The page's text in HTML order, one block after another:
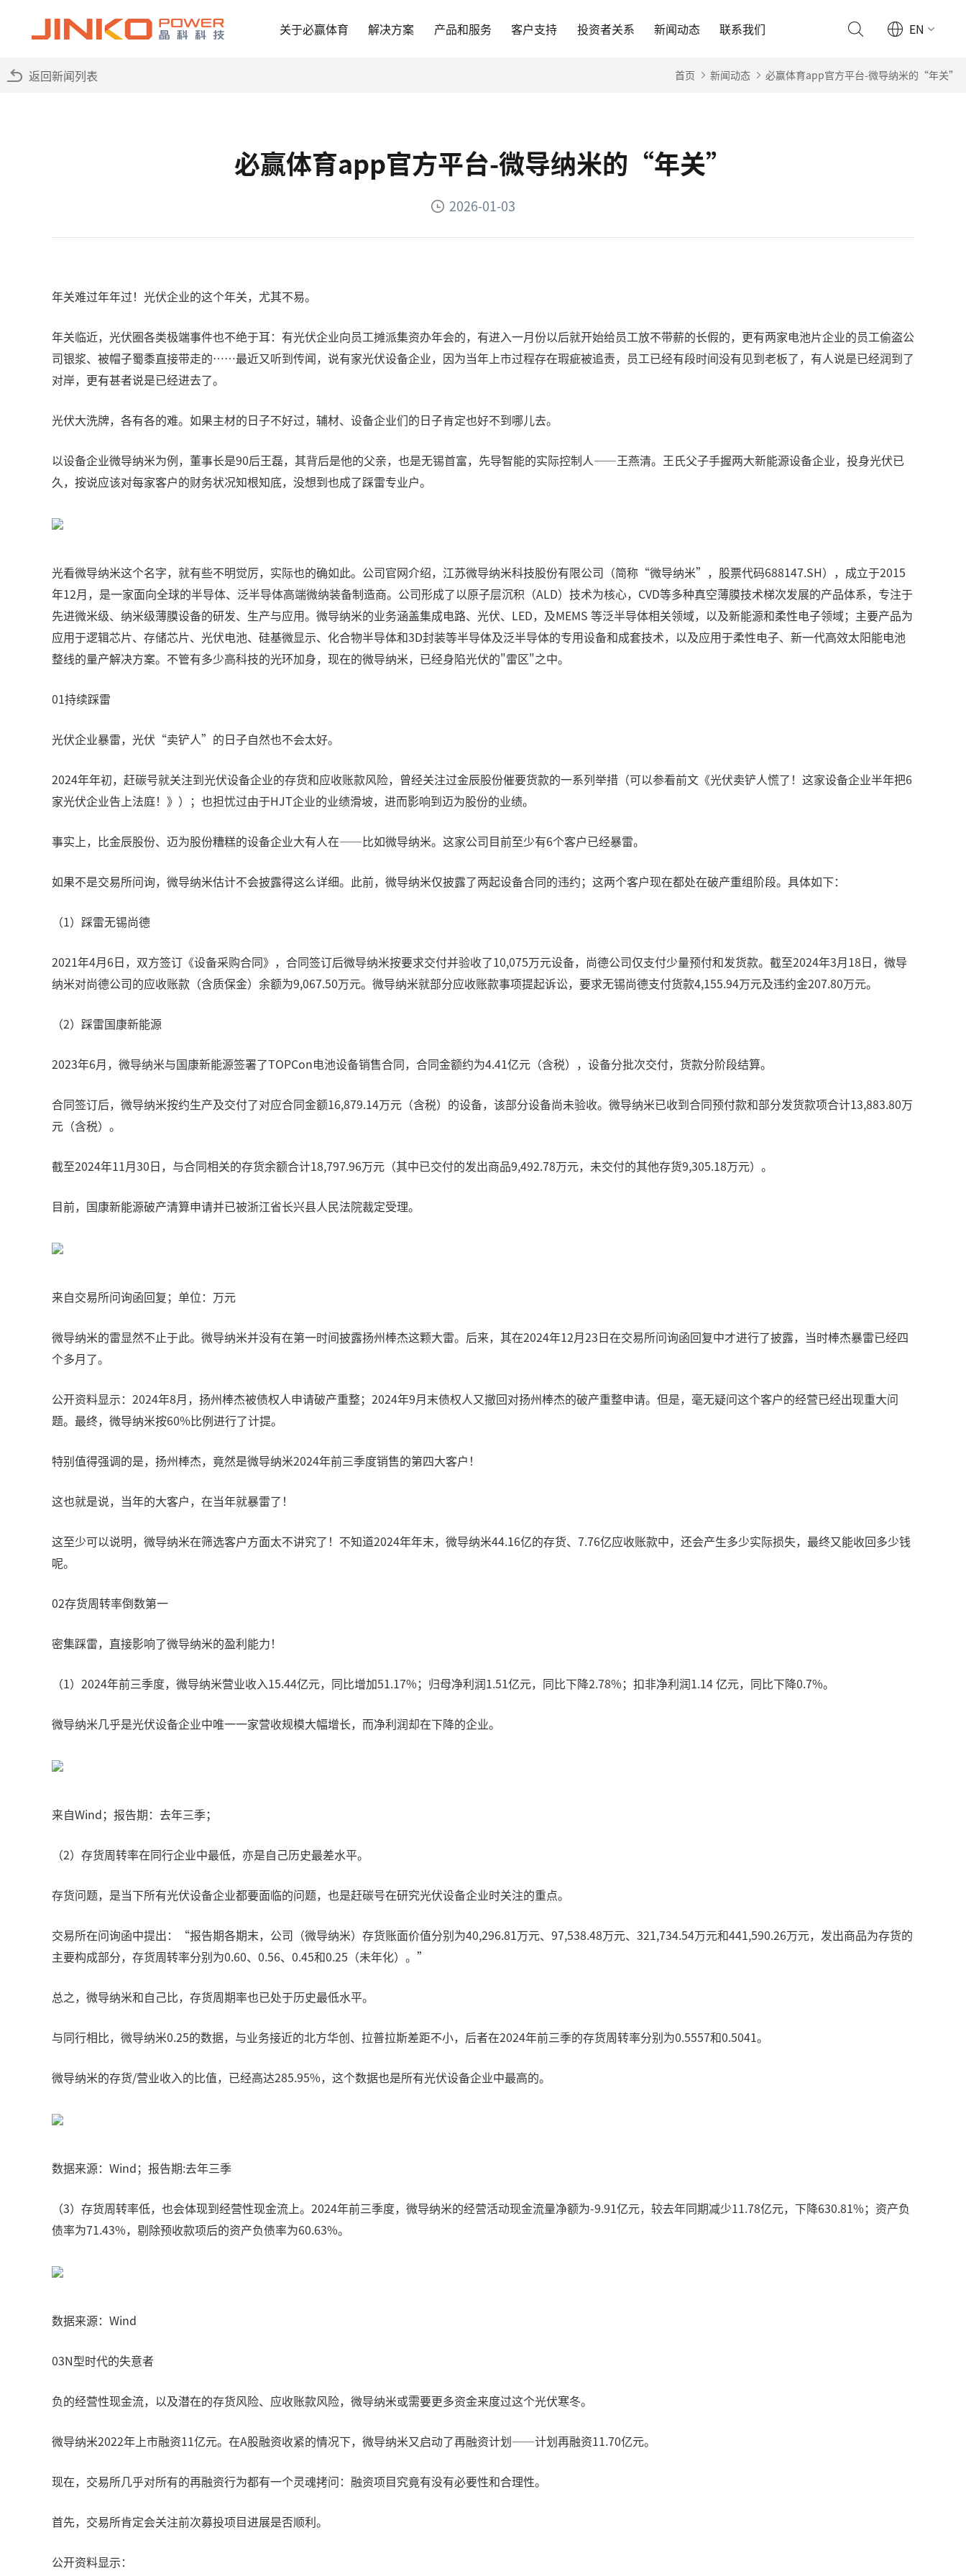
关于必赢体育 解决方案 产品和服务 客户支持 投资者关系 新闻动态 联系我们 EN
返回新闻列表 首页 新闻动态 必赢体育app官方平台-微导纳米的“年关”
必赢体育app官方平台-微导纳米的“年关”
2026-01-03
年关难过年年过！光伏企业的这个年关，尤其不易。
年关临近，光伏圈各类极端事件也不绝于耳：有光伏企业向员工摊派集资办年会的，有进入一月份以后就开始给员工放不带薪的长假的，更有两家电池片企业的员工偷盗公
司银浆、被帽子蜀黍直接带走的……最近又听到传闻，说有家光伏设备企业，因为当年上市过程存在瑕疵被追责，员工已经有段时间没有见到老板了，有人说是已经润到了
对岸，更有甚者说是已经进去了。
光伏大洗牌，各有各的难。如果主材的日子不好过，辅材、设备企业们的日子肯定也好不到哪儿去。
以设备企业微导纳米为例，董事长是90后王磊，其背后是他的父亲，也是无锡首富，先导智能的实际控制人——王燕清。王氏父子手握两大新能源设备企业，投身光伏已
久，按说应该对每家客户的财务状况知根知底，没想到也成了踩雷专业户。
光看微导纳米这个名字，就有些不明觉厉，实际也的确如此。公司官网介绍，江苏微导纳米科技股份有限公司（简称“微导纳米”，股票代码688147.SH），成立于2015
年12月，是一家面向全球的半导体、泛半导体高端微纳装备制造商。公司形成了以原子层沉积（ALD）技术为核心，CVD等多种真空薄膜技术梯次发展的产品体系，专注于
先进微米级、纳米级薄膜设备的研发、生产与应用。微导纳米的业务涵盖集成电路、光伏、LED，及MEMS 等泛半导体相关领域，以及新能源和柔性电子领域；主要产品为
应用于逻辑芯片、存储芯片、光伏电池、硅基微显示、化合物半导体和3D封装等半导体及泛半导体的专用设备和成套技术，以及应用于柔性电子、新一代高效太阳能电池
整线的量产解决方案。不管有多少高科技的光环加身，现在的微导纳米，已经身陷光伏的"雷区"之中。
01持续踩雷
光伏企业暴雷，光伏“卖铲人”的日子自然也不会太好。
2024年年初，赶碳号就关注到光伏设备企业的存货和应收账款风险，曾经关注过金辰股份催要货款的一系列举措（可以参看前文《光伏卖铲人慌了！这家设备企业半年把6
家光伏企业告上法庭！》）；也担忧过由于HJT企业的业绩滑坡，进而影响到迈为股份的业绩。
事实上，比金辰股份、迈为股份糟糕的设备企业大有人在——比如微导纳米。这家公司目前至少有6个客户已经暴雷。
如果不是交易所问询，微导纳米估计不会披露得这么详细。此前，微导纳米仅披露了两起设备合同的违约；这两个客户现在都处在破产重组阶段。具体如下：
（1）踩雷无锡尚德
2021年4月6日，双方签订《设备采购合同》，合同签订后微导纳米按要求交付并验收了10,075万元设备，尚德公司仅支付少量预付和发货款。截至2024年3月18日，微导
纳米对尚德公司的应收账款（含质保金）余额为9,067.50万元。微导纳米就部分应收账款事项提起诉讼，要求无锡尚德支付货款4,155.94万元及违约金207.80万元。
（2）踩雷国康新能源
2023年6月，微导纳米与国康新能源签署了TOPCon电池设备销售合同，合同金额约为4.41亿元（含税），设备分批次交付，货款分阶段结算。
合同签订后，微导纳米按约生产及交付了对应合同金额16,879.14万元（含税）的设备，该部分设备尚未验收。微导纳米已收到合同预付款和部分发货款项合计13,883.80万
元（含税）。
截至2024年11月30日，与合同相关的存货余额合计18,797.96万元（其中已交付的发出商品9,492.78万元，未交付的其他存货9,305.18万元）。
目前，国康新能源破产清算申请并已被浙江省长兴县人民法院裁定受理。
来自交易所问询函回复；单位：万元
微导纳米的雷显然不止于此。微导纳米并没有在第一时间披露扬州棒杰这颗大雷。后来，其在2024年12月23日在交易所问询函回复中才进行了披露，当时棒杰暴雷已经四
个多月了。
公开资料显示：2024年8月，扬州棒杰被债权人申请破产重整；2024年9月末债权人又撤回对扬州棒杰的破产重整申请。但是，毫无疑问这个客户的经营已经出现重大问
题。最终，微导纳米按60%比例进行了计提。
特别值得强调的是，扬州棒杰，竟然是微导纳米2024年前三季度销售的第四大客户！
这也就是说，当年的大客户，在当年就暴雷了！
这至少可以说明，微导纳米在筛选客户方面太不讲究了！不知道2024年年末，微导纳米44.16亿的存货、7.76亿应收账款中，还会产生多少实际损失，最终又能收回多少钱
呢。
02存货周转率倒数第一
密集踩雷，直接影响了微导纳米的盈利能力！
（1）2024年前三季度，微导纳米营业收入15.44亿元，同比增加51.17%；归母净利润1.51亿元，同比下降2.78%；扣非净利润1.14 亿元，同比下降0.7%。
微导纳米几乎是光伏设备企业中唯一一家营收规模大幅增长，而净利润却在下降的企业。
来自Wind；报告期：去年三季；
（2）存货周转率在同行企业中最低，亦是自己历史最差水平。
存货问题，是当下所有光伏设备企业都要面临的问题，也是赶碳号在研究光伏设备企业时关注的重点。
交易所在问询函中提出：“报告期各期末，公司（微导纳米）存货账面价值分别为40,296.81万元、97,538.48万元、321,734.54万元和441,590.26万元，发出商品为存货的
主要构成部分，存货周转率分别为0.60、0.56、0.45和0.25（未年化）。”
总之，微导纳米和自己比，存货周期率也已处于历史最低水平。
与同行相比，微导纳米0.25的数据，与业务接近的北方华创、拉普拉斯差距不小，后者在2024年前三季的存货周转率分别为0.5557和0.5041。
微导纳米的存货/营业收入的比值，已经高达285.95%，这个数据也是所有光伏设备企业中最高的。
数据来源：Wind；报告期:去年三季
（3）存货周转率低，也会体现到经营性现金流上。2024年前三季度，微导纳米的经营活动现金流量净额为-9.91亿元，较去年同期减少11.78亿元，下降630.81%；资产负
债率为71.43%，剔除预收款项后的资产负债率为60.63%。
数据来源：Wind
03N型时代的失意者
负的经营性现金流，以及潜在的存货风险、应收账款风险，微导纳米或需要更多资金来度过这个光伏寒冬。
微导纳米2022年上市融资11亿元。在A股融资收紧的情况下，微导纳米又启动了再融资计划——计划再融资11.70亿元。
现在，交易所几乎对所有的再融资行为都有一个灵魂拷问：融资项目究竟有没有必要性和合理性。
首先，交易所肯定会关注前次募投项目进展是否顺利。
公开资料显示：